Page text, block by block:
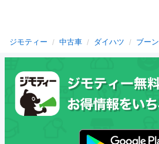
ジモティー 中古車 ダイハツ ブーン